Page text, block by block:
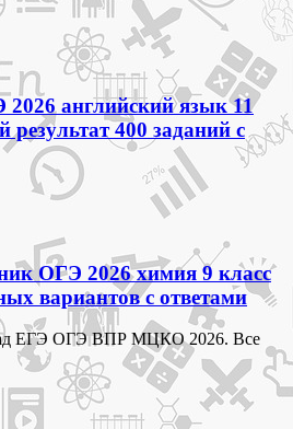
английский язык 11
результат 400 заданий с
ОГЭ 2026 химия 9 класс
вариантов с ответами
ЕГЭ ОГЭ ВПР МЦКО 2026. Все